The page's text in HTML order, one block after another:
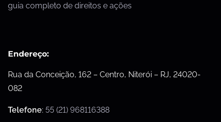
guia completo de direitos e ações
Endereço:
Rua da Conceição, 162 – Centro, Niterói – RJ, 24020-
082
Telefone: 55 (21) 968116388